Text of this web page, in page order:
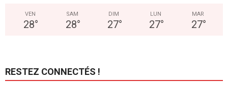
VEN
28°
SAM
28°
DIM
27°
LUN
27°
MAR
27°
RESTEZ CONNECTÉS !